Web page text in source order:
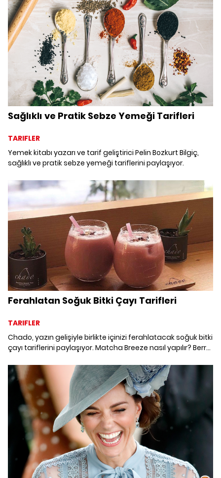
Sağlıklı ve Pratik Sebze Yemeği Tarifleri
TARIFLER
Yemek kitabı yazarı ve tarif geliştirici Pelin Bozkurt Bilgiç,
sağlıklı ve pratik sebze yemeği tariflerini paylaşıyor.
Ferahlatan Soğuk Bitki Çayı Tarifleri
TARIFLER
Chado, yazın gelişiyle birlikte içinizi ferahlatacak soğuk bitki
çayı tariflerini paylaşıyor. Matcha Breeze nasıl yapılır? Berry